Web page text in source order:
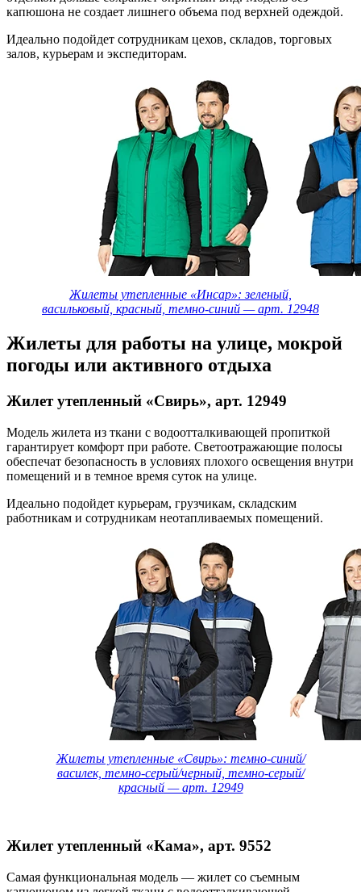
капюшона не создает лишнего объема под верхней одеждой.
Идеально подойдет сотрудникам цехов, складов, торговых
залов, курьерам и экспедиторам.
Жилеты утепленные «Инсар»: зеленый,
васильковый, красный, темно-синий — арт. 12948
Жилеты для работы на улице, мокрой
погоды или активного отдыха
Жилет утепленный «Свирь», арт. 12949
Модель жилета из ткани с водоотталкивающей пропиткой
гарантирует комфорт при работе. Светоотражающие полосы
обеспечат безопасность в условиях плохого освещения внутри
помещений и в темное время суток на улице.
Идеально подойдет курьерам, грузчикам, складским
работникам и сотрудникам неотапливаемых помещений.
Жилеты утепленные «Свирь»: темно-синий/
василек, темно-серый/черный, темно-серый/
красный — арт. 12949
Жилет утепленный «Кама», арт. 9552
Самая функциональная модель — жилет со съемным